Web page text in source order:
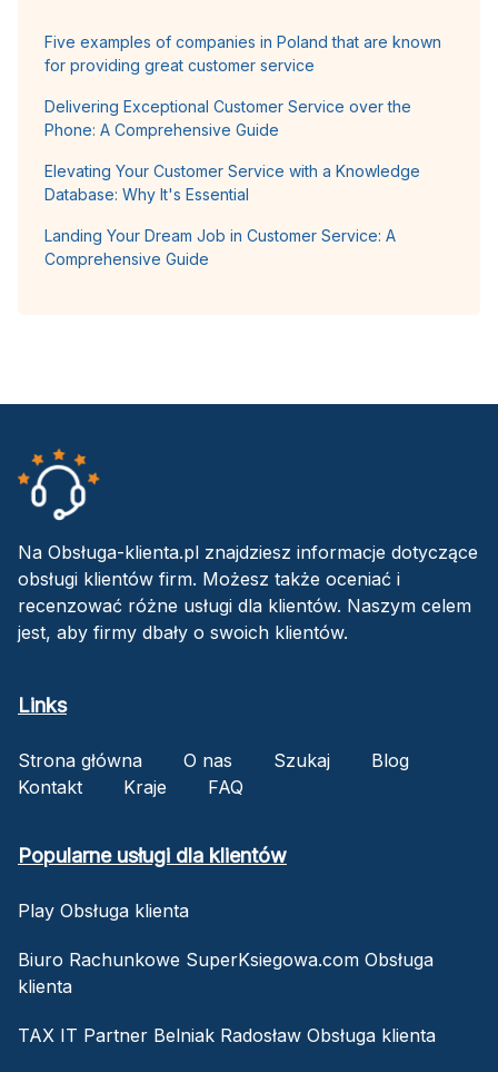
Five examples of companies in Poland that are known
for providing great customer service
Delivering Exceptional Customer Service over the
Phone: A Comprehensive Guide
Elevating Your Customer Service with a Knowledge
Database: Why It's Essential
Landing Your Dream Job in Customer Service: A
Comprehensive Guide
Na Obsługa-klienta.pl znajdziesz informacje dotyczące
obsługi klientów firm. Możesz także oceniać i
recenzować różne usługi dla klientów. Naszym celem
jest, aby firmy dbały o swoich klientów.
Links
Strona główna O nas Szukaj
Blog
Kontakt
Kraje FAQ
Popularne usługi dla klientów
Play Obsługa klienta
Biuro Rachunkowe SuperKsiegowa.com Obsługa
klienta
TAX IT Partner Belniak Radosław Obsługa klienta